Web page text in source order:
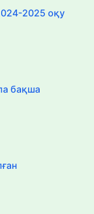
2025 оқу
бақша